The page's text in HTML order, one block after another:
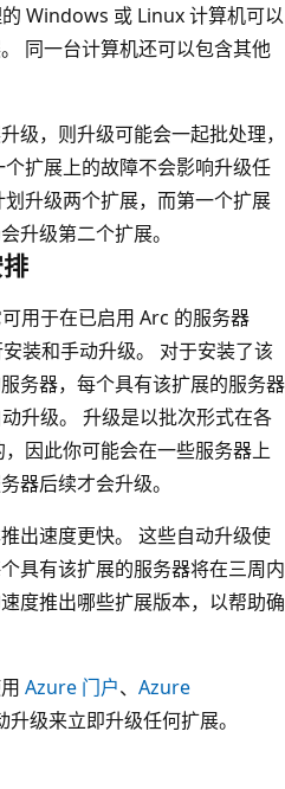
Windows 或 Linux 计算机可以
同一台计算机还可以包含其他
级，则升级可能会一起批处理，
扩展上的故障不会影响升级任
升级两个扩展，而第一个扩展
升级第二个扩展。
用于在已启用 Arc 的服务器
装和手动升级。 对于安装了该
务器，每个具有该扩展的服务器
升级。 升级是以批次形式在各
因此你可能会在一些服务器上
器后续才会升级。
出速度更快。 这些自动升级使
具有该扩展的服务器将在三周内
度推出哪些扩展版本，以帮助确
Azure 门户、 Azure
升级来立即升级任何扩展。